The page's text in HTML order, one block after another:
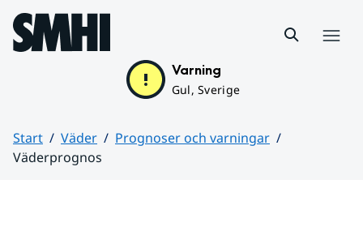
Hoppa till sidans innehåll
Varning
Gul, Sverige
Start Väder
Prognoser och varningar
Väderprognos